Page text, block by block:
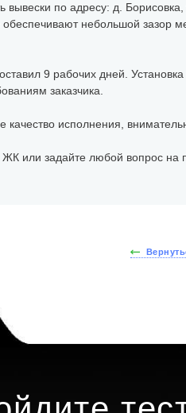
вывески по адресу: д.
небольшой зазор
9 рабочих дней.
заказчика.
качество исполнения,
или задайте любой вопрос на